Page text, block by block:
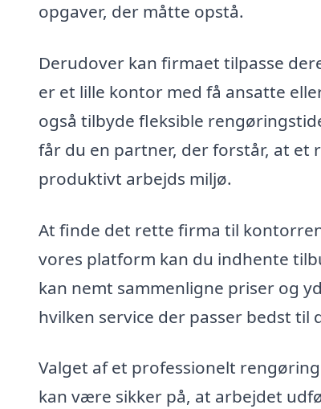
opgaver, der måtte opstå.
Derudover kan firmaet tilpasse
er et lille kontor med få ansatte
også tilbyde fleksible
får du en partner, der forstår, at
produktivt arbejds miljø.
At finde det rette firma til
vores platform kan du indhente
kan nemt sammenligne priser og
hvilken service der passer bedst til
Valget af et professionelt
kan være sikker på, at arbejdet